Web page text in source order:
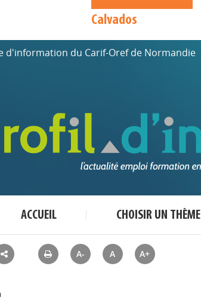
Calvados
d'information du Carif-Oref de Normandie
ACCUEIL CHOISIR UN THÈME
A- A A+